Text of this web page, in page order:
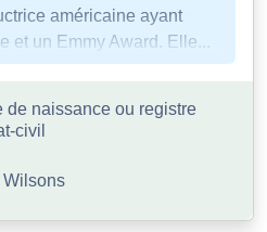
américaine ayant
et un Emmy Award. Elle...
de naissance ou registre
civil
Wilsons